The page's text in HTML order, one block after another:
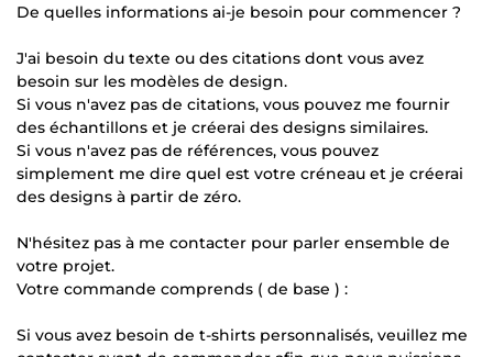
De quelles informations ai-je besoin pour commencer ?
J'ai besoin du texte ou des citations dont vous avez
besoin sur les modèles de design.
Si vous n'avez pas de citations, vous pouvez me fournir
des échantillons et je créerai des designs similaires.
Si vous n'avez pas de références, vous pouvez
simplement me dire quel est votre créneau et je créerai
des designs à partir de zéro.
N'hésitez pas à me contacter pour parler ensemble de
votre projet.
Votre commande comprends ( de base ) :
Si vous avez besoin de t-shirts personnalisés, veuillez me